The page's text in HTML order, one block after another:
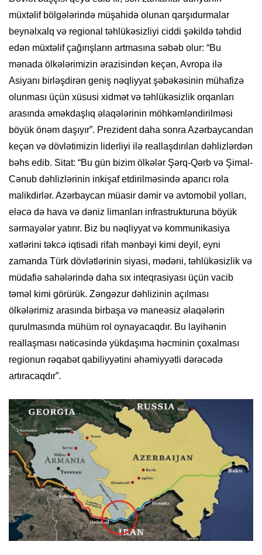
müxtəlif bölgələrində müşahidə olunan qarşıdurmalar
beynəlxalq və regional təhlükəsizliyi ciddi şəkildə təhdid
edən müxtəlif çağırışların artmasına səbəb olur: “Bu
mənada ölkələrimizin ərazisindən keçən, Avropa ilə
Asiyanı birləşdirən geniş nəqliyyat şəbəkəsinin mühafizə
olunması üçün xüsusi xidmət və təhlükəsizlik orqanları
arasında əməkdaşlıq əlaqələrinin möhkəmləndirilməsi
böyük önəm daşıyır”. Prezident daha sonra Azərbaycandan
keçən və dövlətimizin liderliyi ilə reallaşdırılan dəhlizlərdən
bəhs edib. Sitat: “Bu gün bizim ölkələr Şərq-Qərb və Şimal-
Cənub dəhlizlərinin inkişaf etdirilməsində aparıcı rola
malikdirlər. Azərbaycan müasir dəmir və avtomobil yolları,
eləcə də hava və dəniz limanları infrastrukturuna böyük
sərmayələr yatırır. Biz bu nəqliyyat və kommunikasiya
xətlərini təkcə iqtisadi rifah mənbəyi kimi deyil, eyni
zamanda Türk dövlətlərinin siyasi, mədəni, təhlükəsizlik və
müdafiə sahələrində daha sıx inteqrasiyası üçün vacib
təməl kimi görürük. Zəngəzur dəhlizinin açılması
ölkələrimiz arasında birbaşa və maneəsiz əlaqələrin
qurulmasında mühüm rol oynayacaqdır. Bu layihənin
reallaşması nəticəsində yükdaşıma həcminin çoxalması
regionun rəqabət qabiliyyətini əhəmiyyətli dərəcədə
artıracaqdır”.